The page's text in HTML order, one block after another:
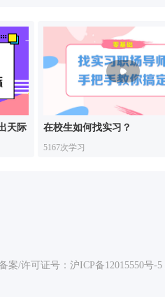
天际 在校生如何找实习？
5167次学习
案/许可证号： 沪ICP备12015550号-5